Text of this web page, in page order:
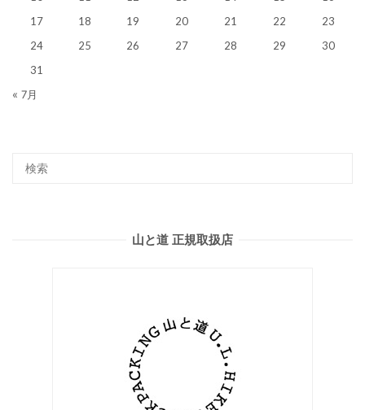
17
18 19 20 21 22
23
24
25 26 27 28 29
30
31
« 7月
山と道 正規取扱店